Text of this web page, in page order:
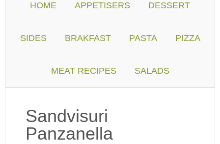
HOME APPETISERS DESSERT
SIDES BRAKFAST PASTA PIZZA
MEAT RECIPES SALADS
Sandvisuri
Panzanella